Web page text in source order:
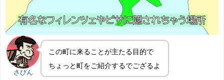
さびん
この町に来ることが主たる目的で
ちょっと町をご紹介するでござるよ